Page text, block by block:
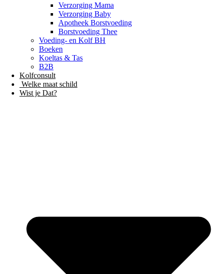
Verzorging Mama
Verzorging Baby
Apotheek Borstvoeding
Borstvoeding Thee
Voeding- en Kolf BH
Boeken
Koeltas & Tas
B2B
Kolfconsult
Welke maat schild
Wist je Dat?